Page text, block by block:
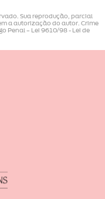
Sua reprodução, parcial
a autorização do autor. Crime
Penal –
Lei 9610/98 - Lei de